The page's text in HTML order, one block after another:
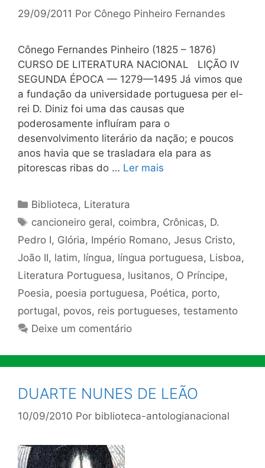
29/09/2011 Por Cônego Pinheiro Fernandes
Cônego Fernandes Pinheiro (1825 – 1876)
CURSO DE LITERATURA NACIONAL LIÇÃO IV
SEGUNDA ÉPOCA — 1279—1495 Já vimos que
a fundação da universidade portuguesa per el-
rei D. Diniz foi uma das causas que
poderosamente influí­ram para o
desenvolvimento literário da nação; e poucos
anos havia que se trasladara ela para as
pitorescas ribas do … Ler mais
Categorias
Biblioteca, Literatura
Tags
cancioneiro geral, coimbra, Crônicas, D.
Pedro I, Glória, Império Romano, Jesus Cristo,
João II, latim, língua, língua portuguesa, Lisboa,
Literatura Portuguesa, lusitanos, O Príncipe,
Poesia, poesia portuguesa, Poética, porto,
portugal, povos, reis portugueses, testamento
Deixe um comentário
DUARTE NUNES DE LEÃO
10/09/2010 Por biblioteca-antologianacional